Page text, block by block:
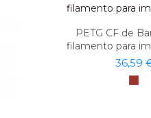
PETG CF de
filamento para
36,59